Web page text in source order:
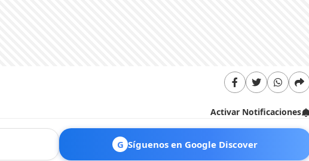
Activar Notificaciones
G Síguenos en Google Discover